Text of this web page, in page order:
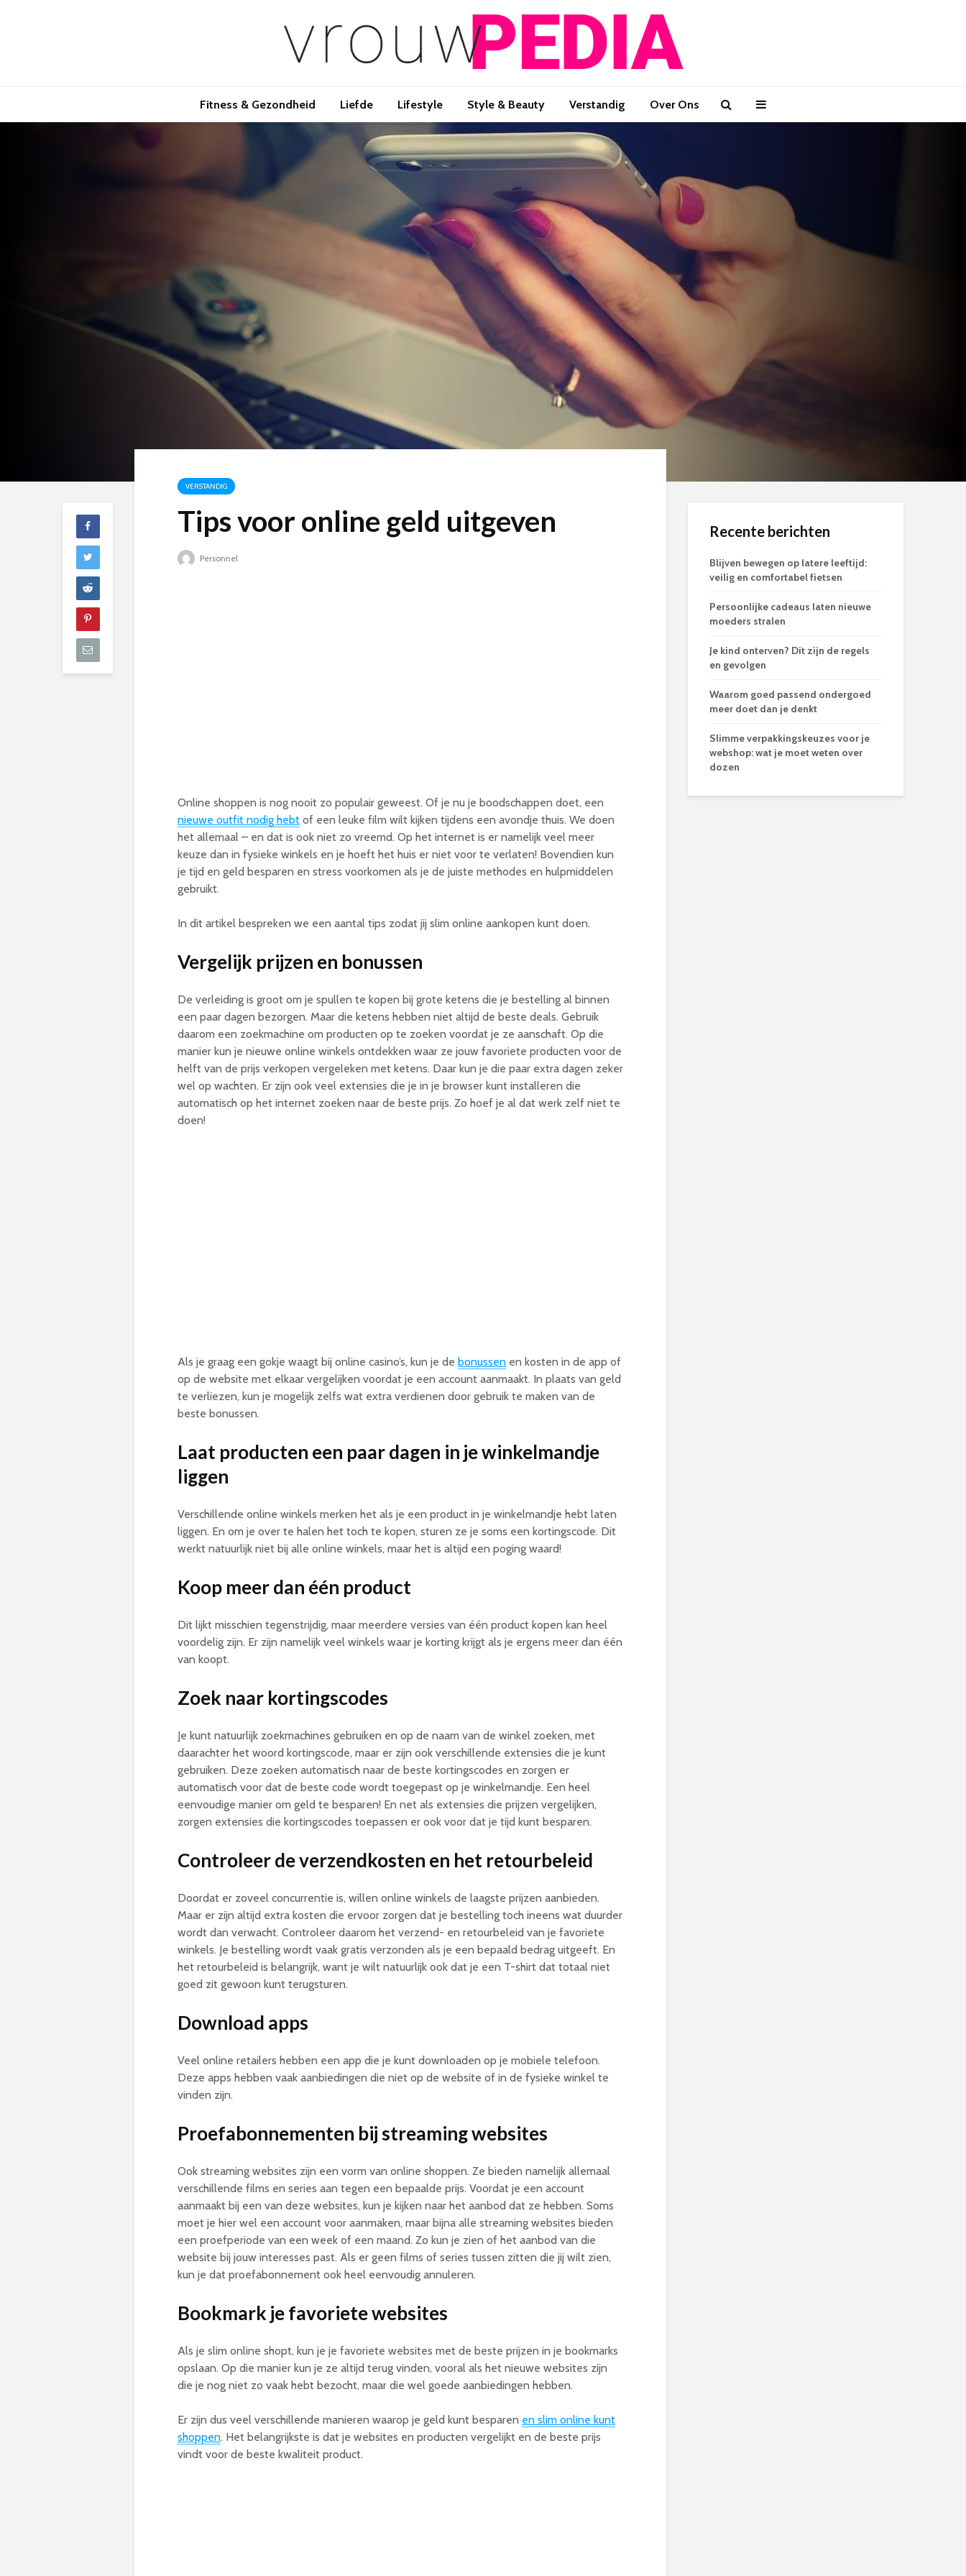
Fitness & Gezondheid Liefde Lifestyle Style & Beauty Verstandig Over Ons
VERSTANDIG
Tips voor online geld uitgeven
Personnel
Online shoppen is nog nooit zo populair geweest. Of je nu je boodschappen doet, een
nieuwe outfit nodig hebt of een leuke film wilt kijken tijdens een avondje thuis. We doen
het allemaal – en dat is ook niet zo vreemd. Op het internet is er namelijk veel meer
keuze dan in fysieke winkels en je hoeft het huis er niet voor te verlaten! Bovendien kun
je tijd en geld besparen en stress voorkomen als je de juiste methodes en hulpmiddelen
gebruikt.
In dit artikel bespreken we een aantal tips zodat jij slim online aankopen kunt doen.
Vergelijk prijzen en bonussen
De verleiding is groot om je spullen te kopen bij grote ketens die je bestelling al binnen
een paar dagen bezorgen. Maar die ketens hebben niet altijd de beste deals. Gebruik
daarom een zoekmachine om producten op te zoeken voordat je ze aanschaft. Op die
manier kun je nieuwe online winkels ontdekken waar ze jouw favoriete producten voor de
helft van de prijs verkopen vergeleken met ketens. Daar kun je die paar extra dagen zeker
wel op wachten. Er zijn ook veel extensies die je in je browser kunt installeren die
automatisch op het internet zoeken naar de beste prijs. Zo hoef je al dat werk zelf niet te
doen!
Als je graag een gokje waagt bij online casino’s, kun je de bonussen en kosten in de app of
op de website met elkaar vergelijken voordat je een account aanmaakt. In plaats van geld
te verliezen, kun je mogelijk zelfs wat extra verdienen door gebruik te maken van de
beste bonussen.
Laat producten een paar dagen in je winkelmandje
liggen
Verschillende online winkels merken het als je een product in je winkelmandje hebt laten
liggen. En om je over te halen het toch te kopen, sturen ze je soms een kortingscode. Dit
werkt natuurlijk niet bij alle online winkels, maar het is altijd een poging waard!
Koop meer dan één product
Dit lijkt misschien tegenstrijdig, maar meerdere versies van één product kopen kan heel
voordelig zijn. Er zijn namelijk veel winkels waar je korting krijgt als je ergens meer dan één
van koopt.
Zoek naar kortingscodes
Je kunt natuurlijk zoekmachines gebruiken en op de naam van de winkel zoeken, met
daarachter het woord kortingscode, maar er zijn ook verschillende extensies die je kunt
gebruiken. Deze zoeken automatisch naar de beste kortingscodes en zorgen er
automatisch voor dat de beste code wordt toegepast op je winkelmandje. Een heel
eenvoudige manier om geld te besparen! En net als extensies die prijzen vergelijken,
zorgen extensies die kortingscodes toepassen er ook voor dat je tijd kunt besparen.
Controleer de verzendkosten en het retourbeleid
Doordat er zoveel concurrentie is, willen online winkels de laagste prijzen aanbieden.
Maar er zijn altijd extra kosten die ervoor zorgen dat je bestelling toch ineens wat duurder
wordt dan verwacht. Controleer daarom het verzend- en retourbeleid van je favoriete
winkels. Je bestelling wordt vaak gratis verzonden als je een bepaald bedrag uitgeeft. En
het retourbeleid is belangrijk, want je wilt natuurlijk ook dat je een T-shirt dat totaal niet
goed zit gewoon kunt terugsturen.
Download apps
Veel online retailers hebben een app die je kunt downloaden op je mobiele telefoon.
Deze apps hebben vaak aanbiedingen die niet op de website of in de fysieke winkel te
vinden zijn.
Proefabonnementen bij streaming websites
Ook streaming websites zijn een vorm van online shoppen. Ze bieden namelijk allemaal
verschillende films en series aan tegen een bepaalde prijs. Voordat je een account
aanmaakt bij een van deze websites, kun je kijken naar het aanbod dat ze hebben. Soms
moet je hier wel een account voor aanmaken, maar bijna alle streaming websites bieden
een proefperiode van een week of een maand. Zo kun je zien of het aanbod van die
website bij jouw interesses past. Als er geen films of series tussen zitten die jij wilt zien,
kun je dat proefabonnement ook heel eenvoudig annuleren.
Bookmark je favoriete websites
Als je slim online shopt, kun je je favoriete websites met de beste prijzen in je bookmarks
opslaan. Op die manier kun je ze altijd terug vinden, vooral als het nieuwe websites zijn
die je nog niet zo vaak hebt bezocht, maar die wel goede aanbiedingen hebben.
Er zijn dus veel verschillende manieren waarop je geld kunt besparen en slim online kunt
shoppen. Het belangrijkste is dat je websites en producten vergelijkt en de beste prijs
vindt voor de beste kwaliteit product.
Recente berichten
Blijven bewegen op latere leeftijd:
veilig en comfortabel fietsen
Persoonlijke cadeaus laten nieuwe
moeders stralen
Je kind onterven? Dit zijn de regels
en gevolgen
Waarom goed passend ondergoed
meer doet dan je denkt
Slimme verpakkingskeuzes voor je
webshop: wat je moet weten over
dozen